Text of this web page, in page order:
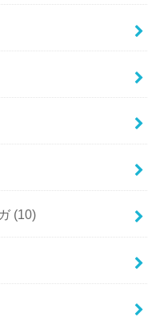
(10)